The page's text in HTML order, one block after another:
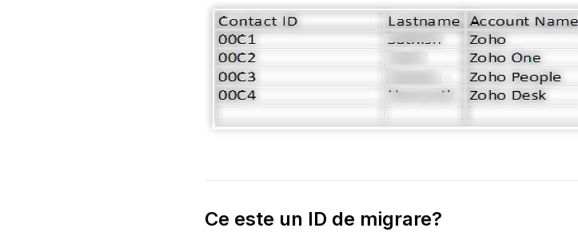
Ce este un ID de migrare?